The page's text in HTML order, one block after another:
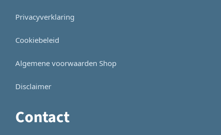
Privacyverklaring
Cookiebeleid
Algemene voorwaarden Shop
Disclaimer
Contact